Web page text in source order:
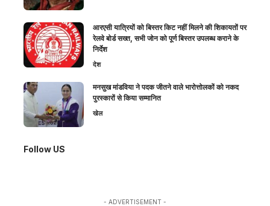
आरएसी यात्रियों को बिस्तर किट नहीं मिलने की शिकायतों पर
रेलवे बोर्ड सख्त, सभी जोन को पूर्ण बिस्तर उपलब्ध कराने के
निर्देश
देश
मनसुख मांडविया ने पदक जीतने वाले भारोत्तोलकों को नकद
पुरस्कारों से किया सम्मानित
खेल
Follow US
- ADVERTISEMENT -